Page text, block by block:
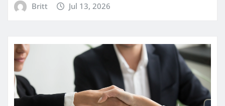
Britt Jul 13, 2026